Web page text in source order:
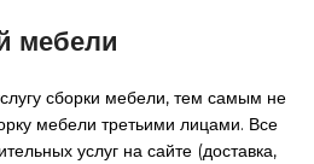
мебели
сборки мебели, тем самым не
мебели третьими лицами. Все
услуг на сайте (доставка,